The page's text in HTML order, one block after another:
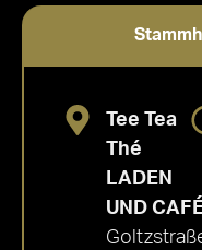
Tee Tea
Thé
LADEN
UND